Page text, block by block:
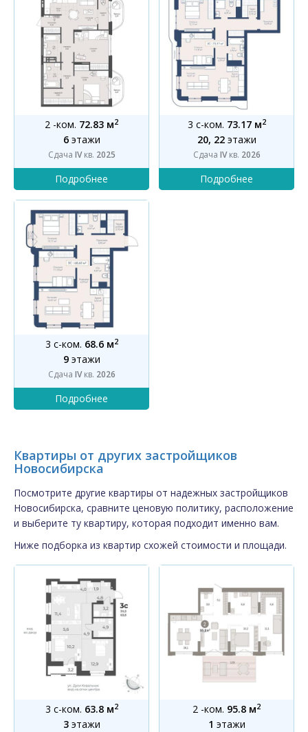
2 -ком. 72.83 м2
6этажи
Сдача IVкв. 2025
3 с-ком. 73.17 м2
20, 22этажи
Сдача IVкв. 2026
3 с-ком. 68.6 м2
9этажи
Сдача IVкв. 2026
Квартиры от других застройщиков
Новосибирска
Посмотрите другие квартиры от надежных застройщиков
Новосибирска, сравните ценовую политику, расположение
и выберите ту квартиру, которая подходит именно вам.
Ниже подборка из квартир схожей стоимости и площади.
3 с-ком. 63.8 м2
3этажи
2 -ком. 95.8 м2
1 этажи